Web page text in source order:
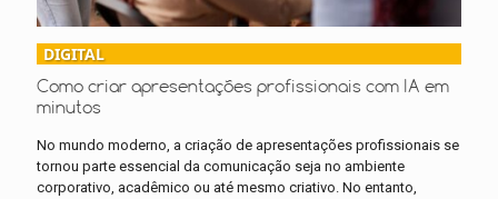
DIGITAL
Como criar apresentações profissionais com IA em
minutos
No mundo moderno, a criação de apresentações profissionais se
tornou parte essencial da comunicação seja no ambiente
corporativo, acadêmico ou até mesmo criativo. No entanto,